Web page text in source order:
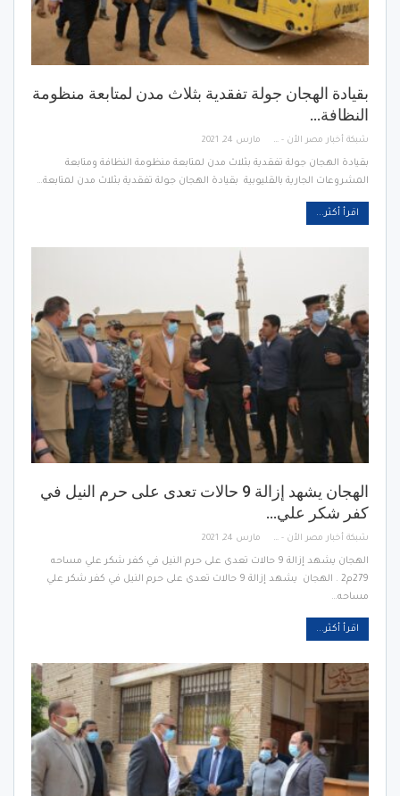
بقيادة الهجان جولة تفقدية بثلاث مدن لمتابعة منظومة
النظافة…
شبكة أخبار مصر الأن - Egypt News Network Now مارس 24, 2021
بقيادة الهجان جولة تفقدية بثلاث مدن لمتابعة منظومة النظافة ومتابعة
المشروعات الجارية بالقليوبية بقيادة الهجان جولة تفقدية بثلاث مدن لمتابعة…
اقرأ أكثر...
الهجان يشهد إزالة 9 حالات تعدى على حرم النيل في
كفر شكر علي…
شبكة أخبار مصر الأن - Egypt News Network Now مارس 24, 2021
الهجان يشهد إزالة 9 حالات تعدى على حرم النيل في كفر شكر علي مساحه
279م2 . الهجان يشهد إزالة 9 حالات تعدى على حرم النيل في كفر شكر علي
مساحه…
اقرأ أكثر...